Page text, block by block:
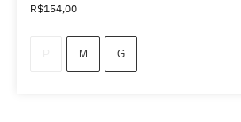
R$154,00
M G